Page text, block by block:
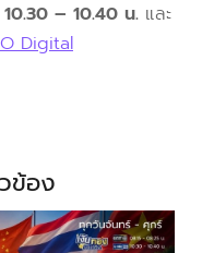
10.30 – 10.40 น. และ
Digital
ข้อง